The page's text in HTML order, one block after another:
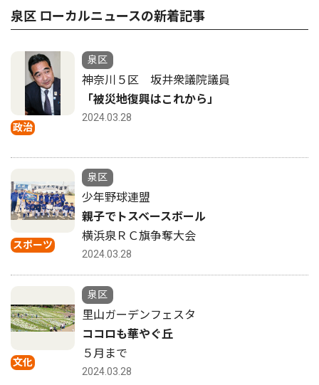
泉区 ローカルニュースの新着記事
政治
泉区
神奈川５区 坂井衆議院議員
「被災地復興はこれから」
2024.03.28
スポーツ
泉区
少年野球連盟
親子でトスベースボール
横浜泉ＲＣ旗争奪大会
2024.03.28
文化
泉区
里山ガーデンフェスタ
ココロも華やぐ丘
５月まで
2024.03.28